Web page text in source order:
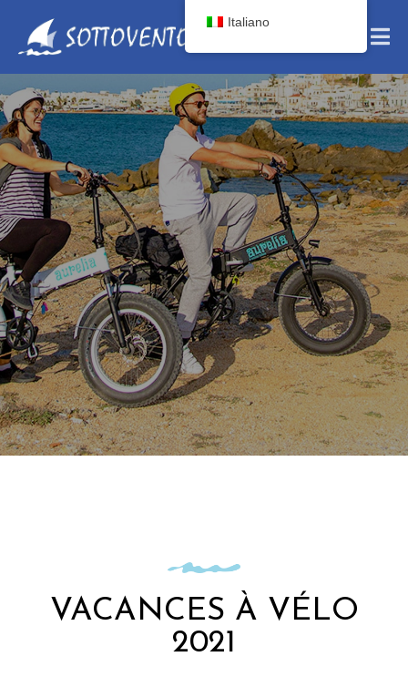
VACANCES À VÉLO
2021
Italiano